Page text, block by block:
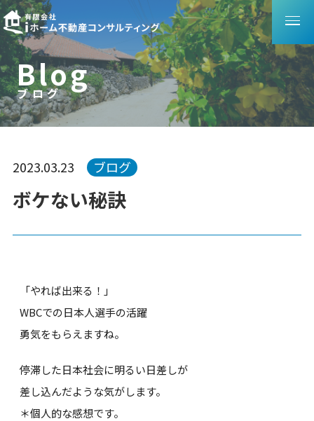
Blog
ブログ
ブログ
ボケない秘訣
2023.03.23 ブログ
「やれば出来る！」
WBCでの日本人選手の活躍
勇気をもらえますね。
停滞した日本社会に明るい日差しが
差し込んだような気がします。
＊個人的な感想です。